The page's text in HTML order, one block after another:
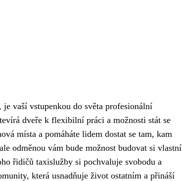
vaší vstupenkou do světa profesionální
dveře k flexibilní práci a možnosti stát se
místa a pomáháte lidem dostat se tam, kam
odměnou vám bude možnost budovat si vlastní
řidičů taxislužby si pochvaluje svobodu a
která usnadňuje život ostatním a přináší